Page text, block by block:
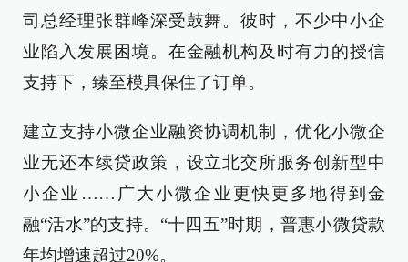
司总经理张群峰深受鼓舞。彼时，不少中小企
业陷入发展困境。在金融机构及时有力的授信
支持下，臻至模具保住了订单。
建立支持小微企业融资协调机制，优化小微企
业无还本续贷政策，设立北交所服务创新型中
小企业……广大小微企业更快更多地得到金
融“活水”的支持。“十四五”时期，普惠小微贷款
年均增速超过20%。